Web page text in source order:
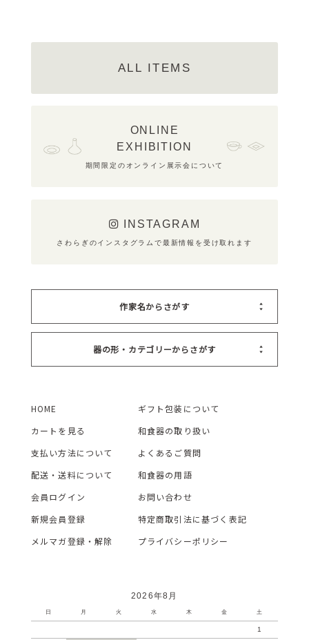
ALL ITEMS
ONLINE
EXHIBITION
期間限定のオンライン展示会について
INSTAGRAM
さわらぎのインスタグラムで最新情報を受け取れます
作家名からさがす
器の形・カテゴリーからさがす
HOME
カートを見る
支払い方法について
配送・送料について
会員ログイン
新規会員登録
メルマガ登録・解除
ギフト包装について
和食器の取り扱い
よくあるご質問
和食器の用語
お問い合わせ
特定商取引法に基づく表記
プライバシーポリシー
2026年8月
日 月 火 水 木 金 土
1